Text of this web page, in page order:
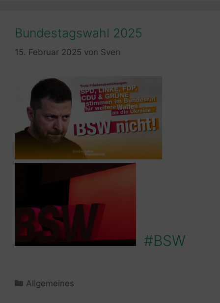
Bundestagswahl 2025
15. Februar 2025 von Sven
#BSW
Kategorien
Allgemeines